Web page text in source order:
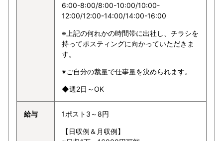
6:00-8:00/8:00-10:00/10:00-
12:00/12:00-14:00/14:00-16:00
※上記の何れかの時間帯に出社し、チラシを
持ってポスティングに向かっていただきま
す。
※ご自分の裁量で仕事量を決められます。
◆週2日～OK
給与 1ポスト3～8円
【日収例＆月収例】